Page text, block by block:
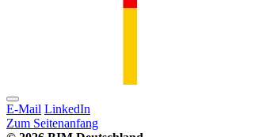
E-Mail LinkedIn
Zum Seitenanfang